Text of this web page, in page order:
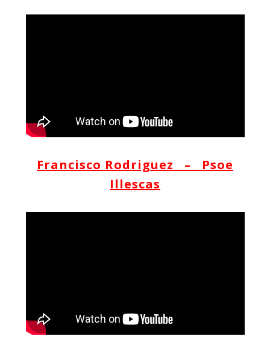
Francisco Rodriguez – Psoe
Illescas